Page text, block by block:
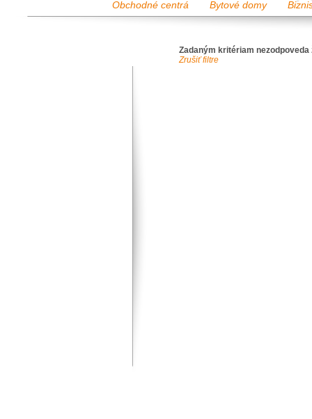
Obchodné centrá Bytové domy
Zadaným kritériam nezodpoveda
Zrušiť filtre